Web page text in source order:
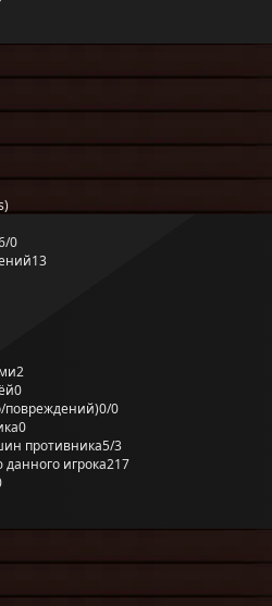
0
13
2
0
повреждений)0/0
0
противника5/3
игрока217